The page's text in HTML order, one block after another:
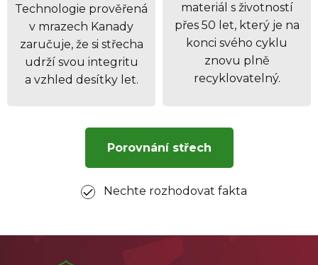
Technologie prověřená
v mrazech Kanady
zaručuje, že si střecha
udrží svou integritu
a vzhled desítky let.
materiál s životností
přes 50 let, který je na
konci svého cyklu
znovu plně
recyklovatelný.
Porovnání střech
Nechte rozhodovat fakta